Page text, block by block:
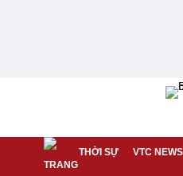
THỜI SỰ VTC